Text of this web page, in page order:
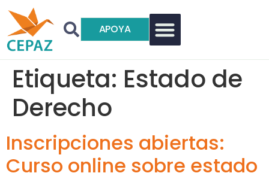
APOYA
Etiqueta: Estado de
Derecho
Inscripciones abiertas:
Curso online sobre estado